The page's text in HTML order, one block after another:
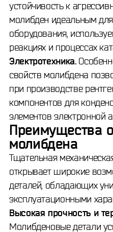
устойчивость к
молибден идеальным
оборудования,
реакциях и процессах
Электротехника.
свойств молибдена
при производстве
компонентов для
элементов электронной
Преимущества
молибдена
Тщательная
открывает широкие
деталей, обладающих
эксплуатационными
Высокая прочность и
Молибденовые детали